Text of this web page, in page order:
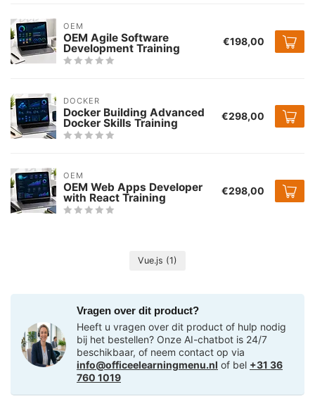
OEM
OEM Agile Software
Development Training €198,00
DOCKER
Docker Building Advanced
Docker Skills Training €298,00
OEM
OEM Web Apps Developer
with React Training €298,00
Vue.js (1)
Vragen over dit product?
Heeft u vragen over dit product of hulp nodig
bij het bestellen? Onze AI-chatbot is 24/7
beschikbaar, of neem contact op via
info@officeelearningmenu.nl of bel +31 36
760 1019